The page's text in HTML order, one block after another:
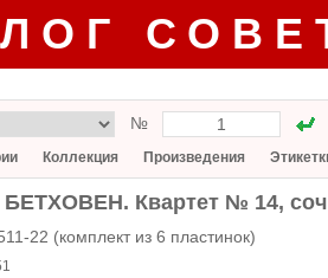
№
Коллекция Произведения
Квартет № 14,
22 (комплект из 6 пластинок)